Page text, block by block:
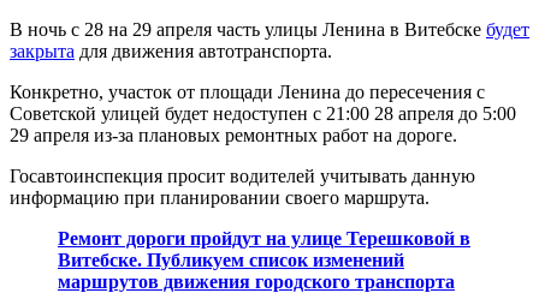
В ночь с 28 на 29 апреля часть улицы Ленина в Витебске будет
закрыта для движения автотранспорта.
Конкретно, участок от площади Ленина до пересечения с
Советской улицей будет недоступен с 21:00 28 апреля до 5:00
29 апреля из-за плановых ремонтных работ на дороге.
Госавтоинспекция просит водителей учитывать данную
информацию при планировании своего маршрута.
Ремонт дороги пройдут на улице Терешковой в
Витебске. Публикуем список изменений
маршрутов движения городского транспорта